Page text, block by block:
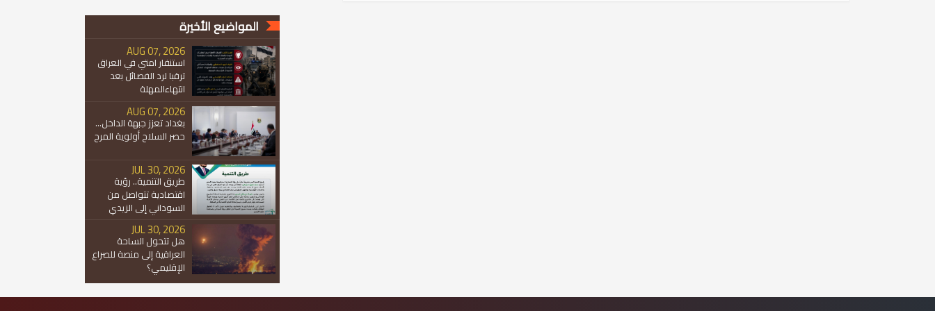
المواضيع الأخيرة
AUG 07, 2026
استنفار امتي في العراق
ترقبا لرد الفصائل بعد
انتهاءالمهلة
AUG 07, 2026
بغداد تعزز جبهة الداخل...
حصر السلاح أولوية المرح
JUL 30, 2026
طريق التنمية.. رؤية
اقتصادية تتواصل من
السوداني إلى الزيدي
JUL 30, 2026
هل تتحول الساحة
العراقية إلى منصة للصراع
الإقليمي؟